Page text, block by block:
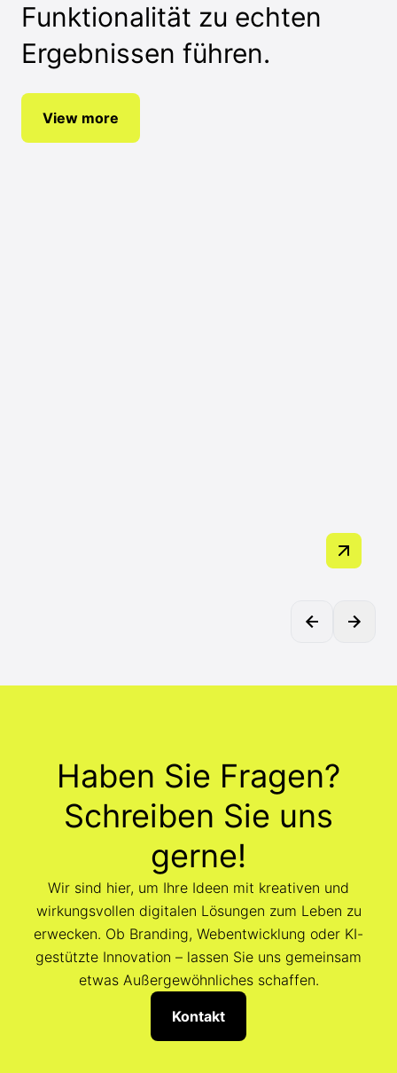
Funktionalität zu echten
Ergebnissen führen.
View more
Haben Sie Fragen?
Schreiben Sie uns
gerne!
Wir sind hier, um Ihre Ideen mit kreativen und
wirkungsvollen digitalen Lösungen zum Leben zu
erwecken. Ob Branding, Webentwicklung oder KI-
gestützte Innovation – lassen Sie uns gemeinsam
etwas Außergewöhnliches schaffen.
Kontakt